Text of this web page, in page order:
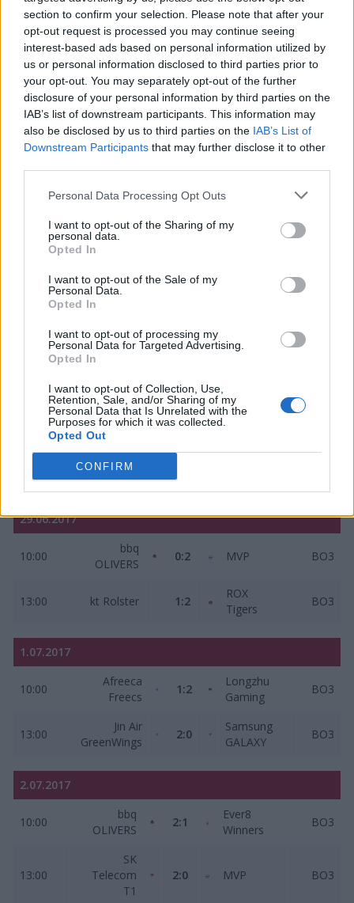
section to confirm your selection. Please note that after your
opt-out request is processed you may continue seeing
interest-based ads based on personal information utilized by
us or personal information disclosed to third parties prior to
your opt-out. You may separately opt-out of the further
disclosure of your personal information by third parties on the
IAB’s list of downstream participants. This information may
also be disclosed by us to third parties on the IAB’s List of
Downstream Participants that may further disclose it to other
Personal Data Processing Opt Outs
I want to opt-out of the Sharing of my
personal data.
Opted In
I want to opt-out of the Sale of my
Personal Data.
Opted In
I want to opt-out of processing my
Personal Data for Targeted Advertising.
Opted In
I want to opt-out of Collection, Use,
Retention, Sale, and/or Sharing of my
Personal Data that Is Unrelated with the
Purposes for which it was collected.
Opted Out
CONFIRM
Na uwagę zasługuje także największe zaskoczenie
kolejki - wygrana Jin Air GreenWings właśnie z
Samsung Galaxy. Pierwsza mapa była przykładem
spokojnego zdobywania przewagi i czekania na
odpowiedni moment, aby wybić przeciwników i
zniszczyć Nexus, natomiast druga była już nieco
bardziej wyrównana. Tworzenie presji przez Kuzana
pomogło graczom Jin Air rozproszyć atak rywali i
wykorzystać swoją okazję.
Wyniki piątej kolejki LCK:
27.06.2017
Winners
1:2
T1
28.06.2017
Samsung
GALAXY
2:1
Longzhu
Jin Air
29.06.2017
10:00
bbq
OLIVERS
0:2 MVP BO3
13:00 kt Rolster 1:2
ROX
Tigers
BO3
1.07.2017
10:00
Afreeca
Freecs
1:2
Longzhu
Gaming
BO3
13:00
Jin Air
GreenWings
2:0
Samsung
GALAXY
BO3
2.07.2017
10:00
bbq
OLIVERS
2:1
Ever8
Winners
BO3
13:00
SK
Telecom
T1
2:0 MVP BO3